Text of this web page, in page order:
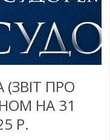
(ЗВІТ ПРО
НА 31
Р.